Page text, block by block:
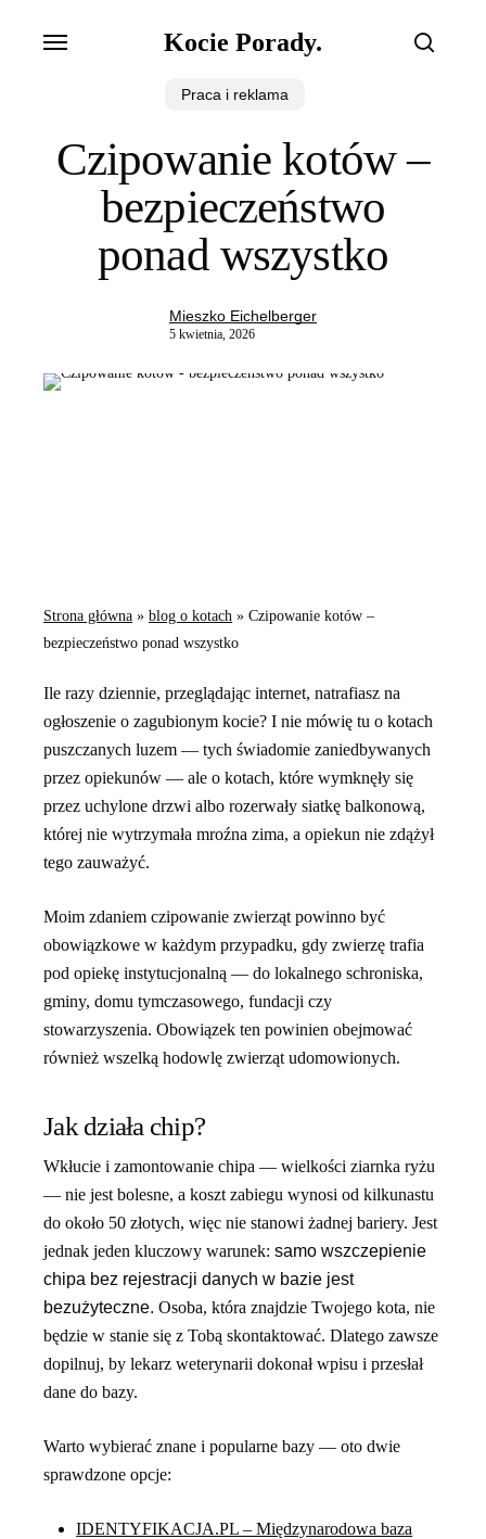
Kocie Porady.
Menu
Praca i reklama
Czipowanie kotów –
bezpieczeństwo
ponad wszystko
Mieszko Eichelberger
5 kwietnia, 2026
Strona główna »blog o kotach »Czipowanie kotów –
bezpieczeństwo ponad wszystko
Ile razy dziennie, przeglądając internet, natrafiasz na
ogłoszenie o zagubionym kocie? I nie mówię tu o kotach
puszczanych luzem — tych świadomie zaniedbywanych
przez opiekunów — ale o kotach, które wymknęły się
przez uchylone drzwi albo rozerwały siatkę balkonową,
której nie wytrzymała mroźna zima, a opiekun nie zdążył
tego zauważyć.
Moim zdaniem czipowanie zwierząt powinno być
obowiązkowe w każdym przypadku, gdy zwierzę trafia
pod opiekę instytucjonalną — do lokalnego schroniska,
gminy, domu tymczasowego, fundacji czy
stowarzyszenia. Obowiązek ten powinien obejmować
również wszelką hodowlę zwierząt udomowionych.
Jak działa chip?
Wkłucie i zamontowanie chipa — wielkości ziarnka ryżu
— nie jest bolesne, a koszt zabiegu wynosi od kilkunastu
do około 50 złotych, więc nie stanowi żadnej bariery. Jest
jednak jeden kluczowy warunek:samo wszczepienie
chipa bez rejestracji danych w bazie jest
bezużyteczne. Osoba, która znajdzie Twojego kota, nie
będzie w stanie się z Tobą skontaktować. Dlatego zawsze
dopilnuj, by lekarz weterynarii dokonał wpisu i przesłał
dane do bazy.
Warto wybierać znane i popularne bazy — oto dwie
sprawdzone opcje:
IDENTYFIKACJA.PL – Międzynarodowa baza